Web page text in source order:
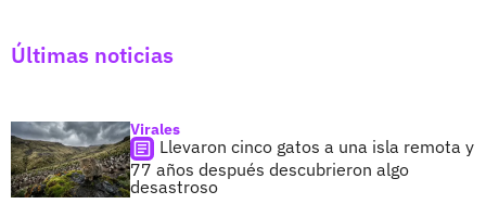
Últimas noticias
Virales
Llevaron cinco gatos a una isla remota y
77 años después descubrieron algo
desastroso